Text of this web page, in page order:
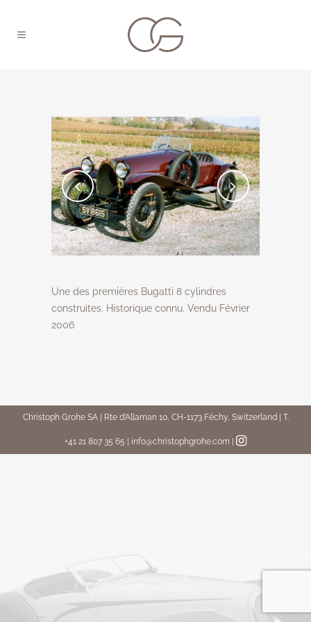
Une des premières Bugatti 8 cylindres
construites. Historique connu. Vendu Février
2006
Christoph Grohe SA | Rte d’Allaman 10, CH-1173 Féchy, Switzerland | T.
+41 21 807 35 65 | info@christophgrohe.com